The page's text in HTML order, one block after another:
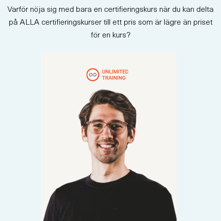
Varför nöja sig med bara en certifieringskurs när du kan delta
på ALLA certifieringskurser till ett pris som är lägre än priset
för en kurs?